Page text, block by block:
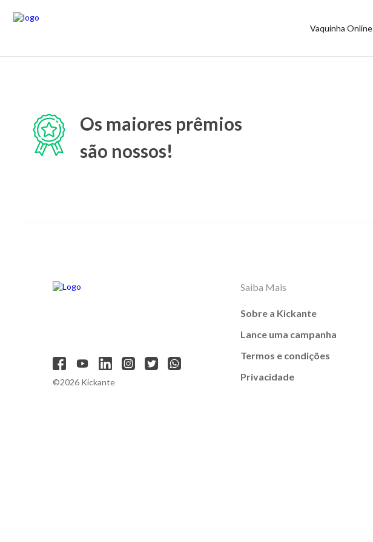
Vaquinha Online
Os maiores prêmios
são nossos!
©2026 Kickante
Saiba Mais
Sobre a Kickante
Lance uma campanha
Termos e condições
Privacidade